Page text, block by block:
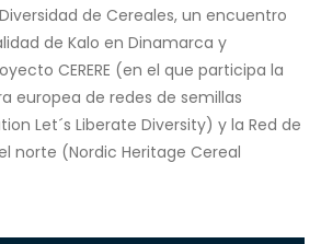
de Cereales, un encuentro
de Kalo en Dinamarca y
CERERE (en el que participa la
europea de redes de semillas
Let´s Liberate Diversity) y la Red de
norte (Nordic Heritage Cereal